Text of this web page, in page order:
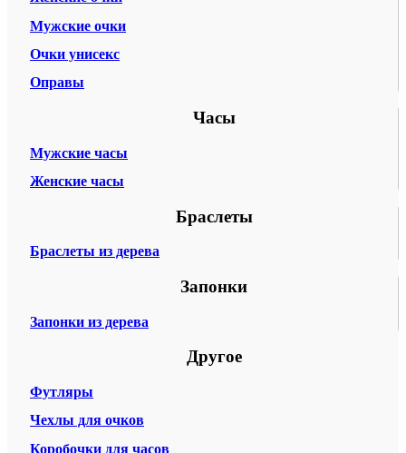
Мужские очки
Очки унисекс
Оправы
Часы
Мужские часы
Женские часы
Браслеты
Браслеты из дерева
Запонки
Запонки из дерева
Другое
Футляры
Чехлы для очков
Коробочки для часов